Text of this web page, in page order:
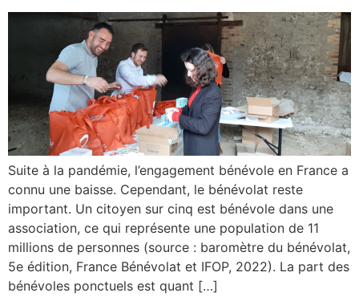
Suite à la pandémie, l’engagement bénévole en France a
connu une baisse. Cependant, le bénévolat reste
important. Un citoyen sur cinq est bénévole dans une
association, ce qui représente une population de 11
millions de personnes (source : baromètre du bénévolat,
5e édition, France Bénévolat et IFOP, 2022). La part des
bénévoles ponctuels est quant […]